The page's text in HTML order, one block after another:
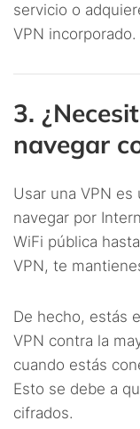
servicio o
VPN incorporado.
3.
navegar
Usar una VPN es
navegar por
WiFi pública
VPN, te
De hecho, estás
VPN contra la
cuando estás
Esto se debe a
cifrados.